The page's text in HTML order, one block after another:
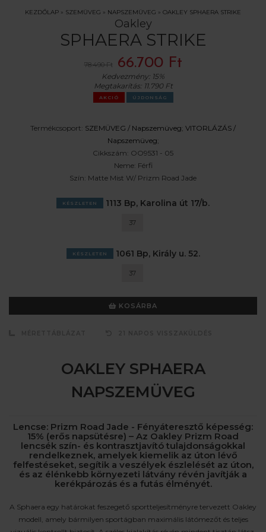
KEZDŐLAP » SZEMÜVEG » NAPSZEMÜVEG » OAKLEY SPHAERA STRIKE
Oakley
SPHAERA STRIKE
78.490 Ft 66.700 Ft
Kedvezmény: 15%
Megtakarítás: 11.790 Ft
AKCIÓ ÚJDONSÁG
Termékcsoport: SZEMÜVEG / Napszemüveg; VITORLÁZÁS /
Napszemüveg;
Cikkszám: OO9531 - 05
Neme: Férfi
Szín: Matte Mist W/ Prizm Road Jade
KÉSZLETEN 1113 Bp, Karolina út 17/b.
37
KÉSZLETEN 1061 Bp, Király u. 52.
37
KOSÁRBA
OAKLEY SPHAERA
NAPSZEMÜVEG
Lencse: Prizm Road Jade - Fényáteresztő képesség:
15% (erős napsütésre) – Az Oakley Prizm Road
lencsék szín- és kontrasztjavító tulajdonságokkal
rendelkeznek, amelyek kiemelik az úton lévő
felfestéseket, segítik a veszélyek észlelését az úton,
és az élénkebb környezeti látvány révén javítják a
kerékpározás és a futás élményét.
A Sphaera egy határokat feszegető sportteljesítményre tervezett Oakley
modell, amely bármilyen sportágban maximális látómezőt és teljes